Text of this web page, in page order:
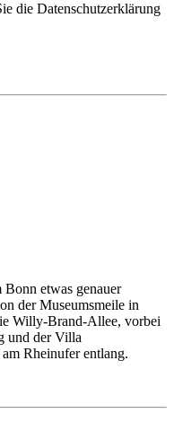
die Datenschutzerklärung
etwas genauer
der Museumsmeile in
Willy-Brand-Allee, vorbei
und der Villa
Rheinufer entlang.